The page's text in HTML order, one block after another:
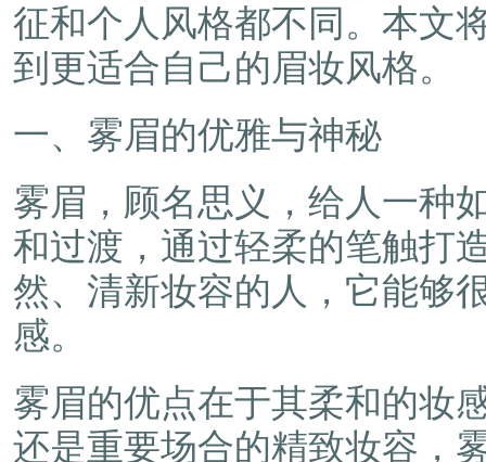
征和个人风格都不同。本文
到更适合自己的眉妆风格。
一、雾眉的优雅与神秘
雾眉，顾名思义，给人一种
和过渡，通过轻柔的笔触打
然、清新妆容的人，它能够
感。
雾眉的优点在于其柔和的妆
还是重要场合的精致妆容，